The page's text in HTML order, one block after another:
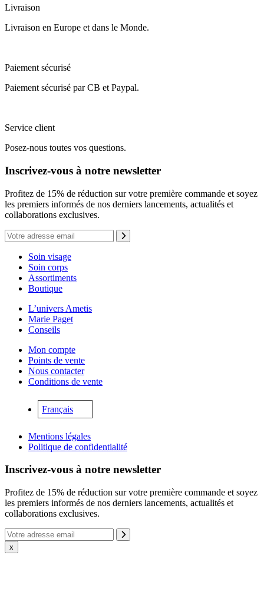
Livraison
Livraison en Europe et dans le Monde.
Paiement sécurisé
Paiement sécurisé par CB et Paypal.
Service client
Posez-nous toutes vos questions.
Inscrivez-vous à notre newsletter
Profitez de 15% de réduction sur votre première commande et soyez
les premiers informés de nos derniers lancements, actualités et
collaborations exclusives.
Soin visage
Soin corps
Assortiments
Boutique
L’univers Ametis
Marie Paget
Conseils
Mon compte
Points de vente
Nous contacter
Conditions de vente
Français
Mentions légales
Politique de confidentialité
Inscrivez-vous à notre newsletter
Profitez de 15% de réduction sur votre première commande et soyez
les premiers informés de nos derniers lancements, actualités et
collaborations exclusives.
x